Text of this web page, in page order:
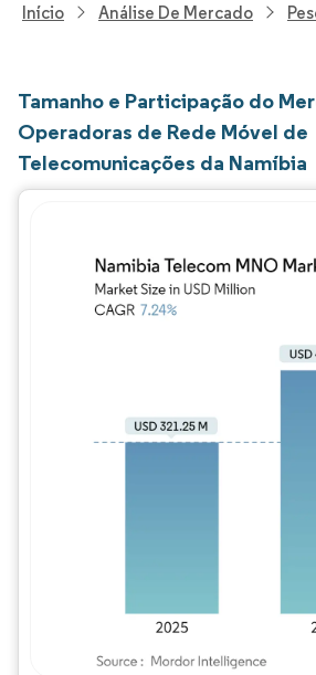
Início Análise De Mercado
Tamanho e Participação do
Operadoras de Rede Móvel de
Telecomunicações da Namíbia